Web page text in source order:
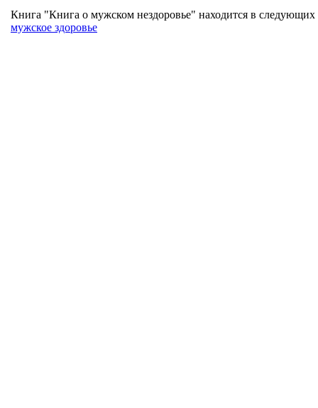
Книга "Книга о мужском нездоровье" находится в следующих
мужское здоровье